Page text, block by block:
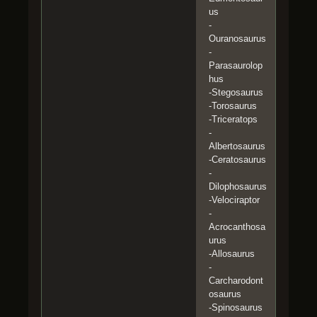
us
-
Ouranosaurus
-
Parasaurolop
hus
-Stegosaurus
-Torosaurus
-Triceratops
-
Albertosaurus
-Ceratosaurus
-
Dilophosaurus
-Velociraptor
-
Acrocanthosa
urus
-Allosaurus
-
Carcharodont
osaurus
-Spinosaurus